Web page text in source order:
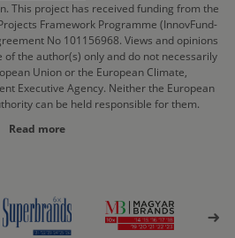
This project has received funding from the
Framework Programme (InnovFund-
No 101156968. Views and opinions
the author(s) only and do not necessarily
Union or the European Climate,
Executive Agency. Neither the European
can be held responsible for them.
Read more